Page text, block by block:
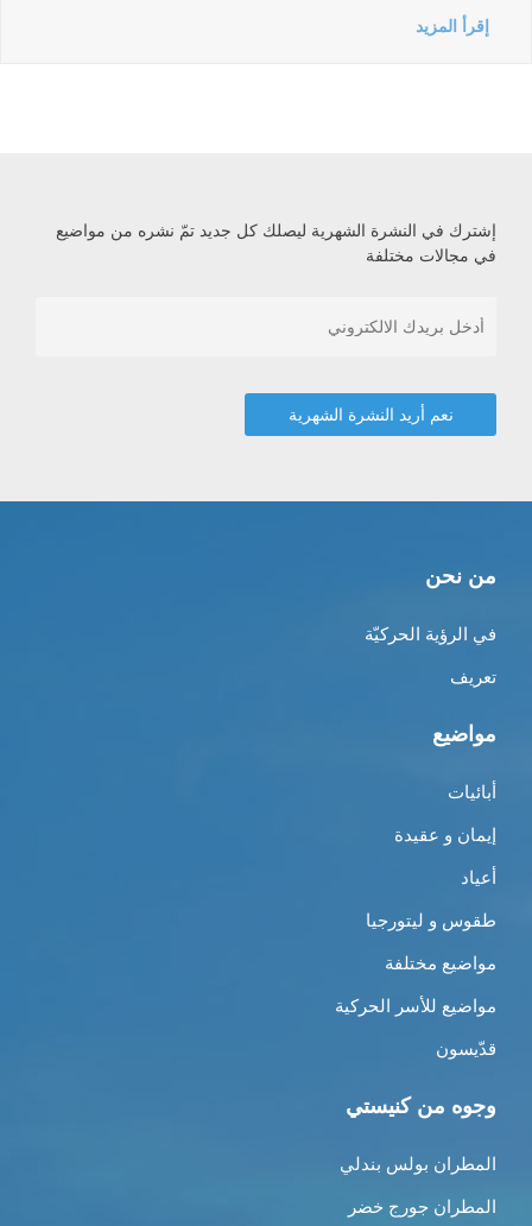
إقرأ المزيد
إشترك في النشرة الشهرية ليصلك كل جديد تمّ نشره من مواضيع
في مجالات مختلفة
من نحن
في الرؤية الحركيّة
تعريف
مواضيع
أبائيات
إيمان و عقيدة
أعياد
طقوس و ليتورجيا
مواضيع مختلفة
مواضيع للأسر الحركية
قدّيسون
وجوه من كنيستي
المطران بولس بندلي
المطران جورج خضر